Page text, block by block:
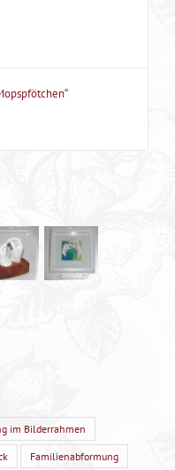
im Bilderrahmen
Familienabformung